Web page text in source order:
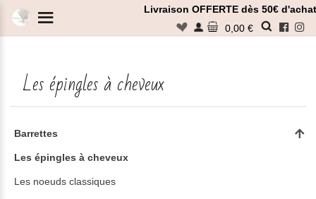
Livraison OFFERTE dès 50€
n 0,00 €
Rechercher
Les épingles à cheveux
Barrettes
Les épingles à cheveux
Les noeuds classiques
Panneau de gestion des cookies